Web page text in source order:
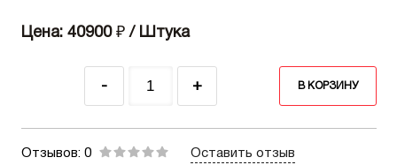
Цена: 40900 ₽ / Штука
- + В КОРЗИНУ
Отзывов: 0
Оставить отзыв